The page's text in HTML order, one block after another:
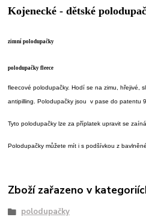
Kojenecké - dětské
zimní polodupačky
polodupačky fleece
fleecové polodupačky. Hodí se na zimu, hřejivé,
antipilling. Polodupačky jsou v pase do patentu
Tyto polodupačky lze za příplatek upravit se
Polodupačky můžete mít i s podšívkou z
Zboží zařazeno v
polodupačky